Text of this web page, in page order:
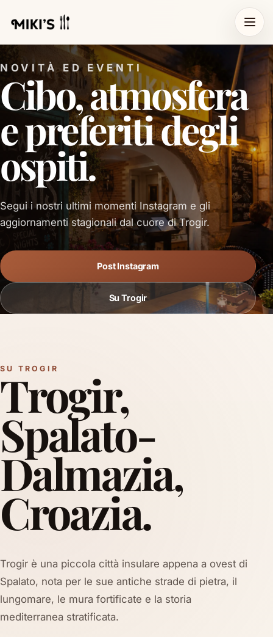
NOVITÀ ED EVENTI
Cibo, atmosfera
e preferiti degli
ospiti.
Segui i nostri ultimi momenti Instagram e gli
aggiornamenti stagionali dal cuore di Trogir.
Post Instagram
Su Trogir
SU TROGIR
Trogir,
Spalato-
Dalmazia,
Croazia.
Trogir è una piccola città insulare appena a ovest di
Spalato, nota per le sue antiche strade di pietra, il
lungomare, le mura fortificate e la storia
mediterranea stratificata.